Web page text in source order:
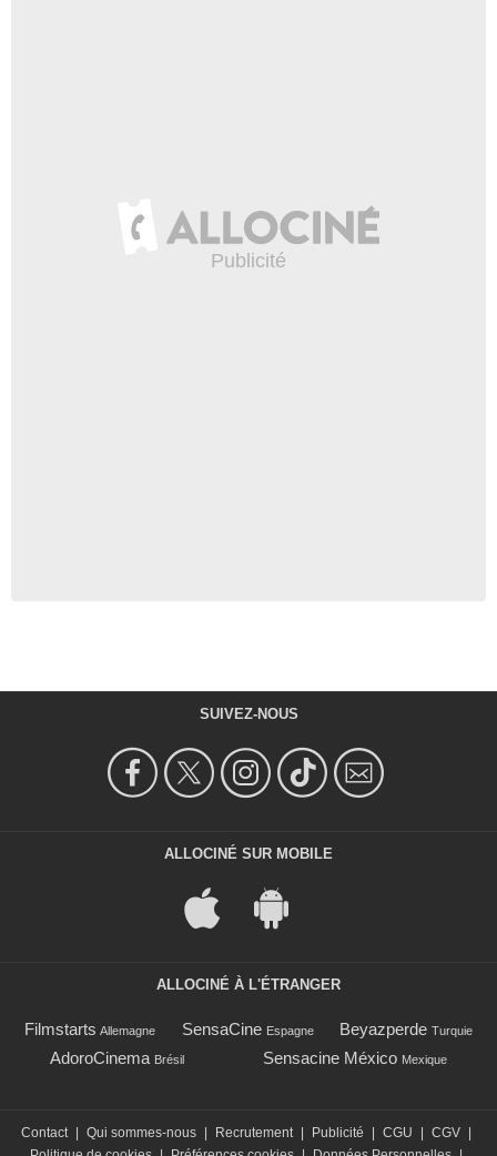
SUIVEZ-NOUS
ALLOCINÉ SUR MOBILE
ALLOCINÉ À L'ÉTRANGER
Filmstarts Allemagne SensaCine Espagne Beyazperde Turquie
AdoroCinema Brésil Sensacine México Mexique
Contact Qui sommes-nous Recrutement Publicité CGU CGV